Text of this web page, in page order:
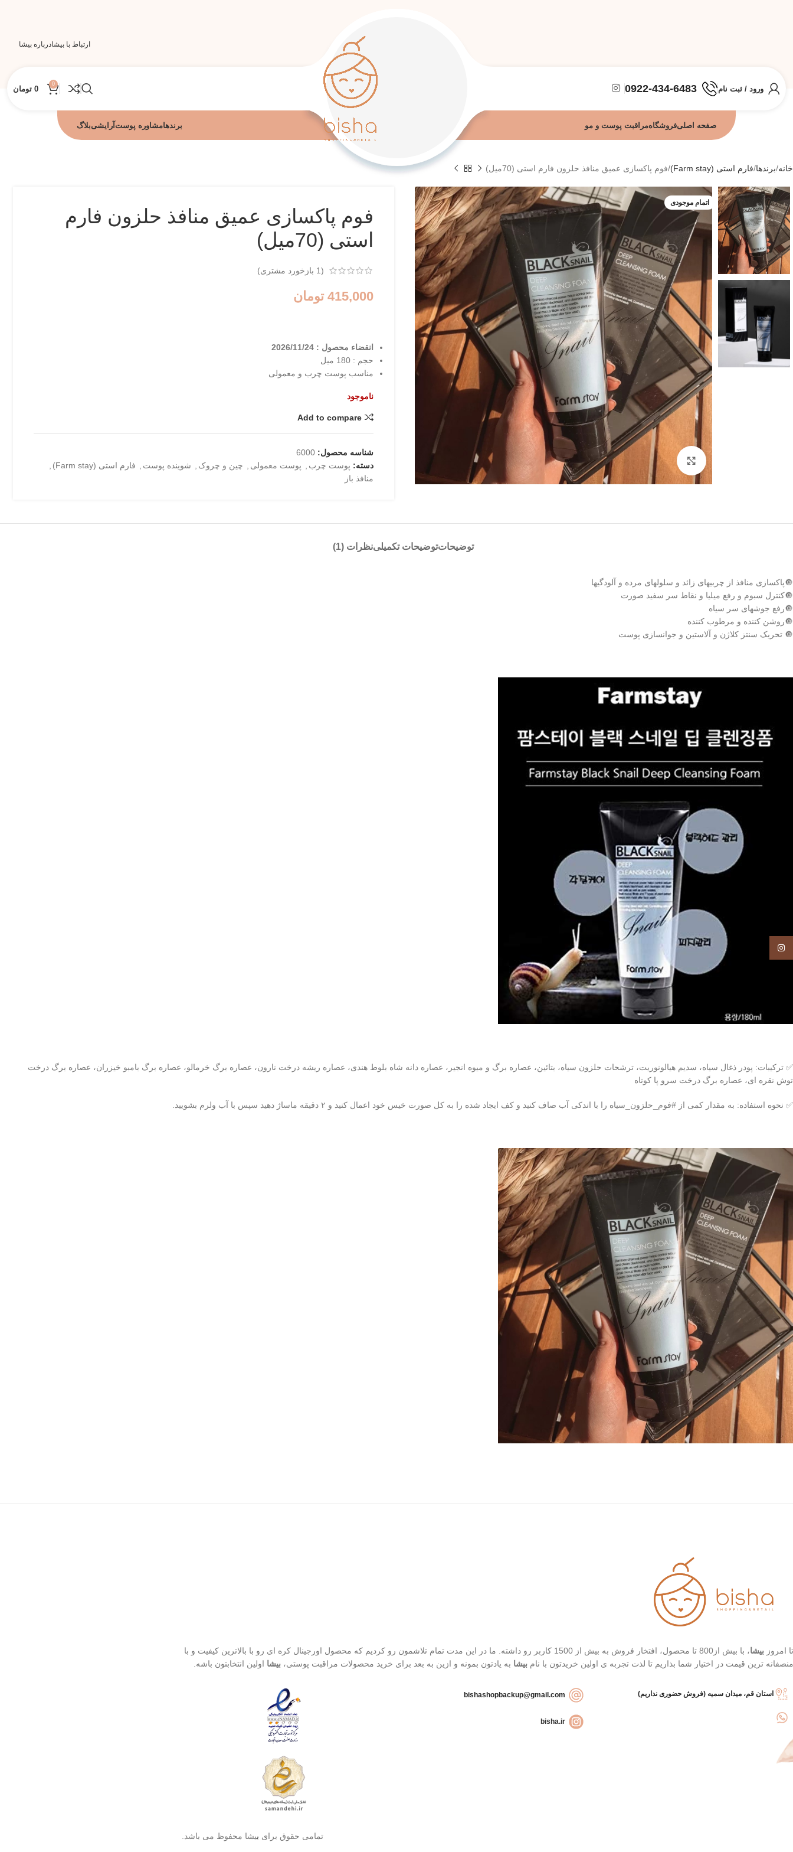
ارتباط با بیشادرباره بیشا
ورود / ثبت نام 0922-434-6483
0
0 تومان
صفحه اصلیفروشگاهمراقبت پوست و مو برندهامشاوره پوستآرایشیبلاگ
خانه برندها فارم استی (Farm stay) فوم پاکسازی عمیق منافذ حلزون فارم استی (70میل)
اتمام موجودی
بزرگنمایی تصویر
فوم پاکسازی عمیق منافذ حلزون فارم
استی (70میل)
(
1 بازخورد مشتری)
415,000 تومان
انقضاء محصول : 2026/11/24
حجم : 180 میل
مناسب پوست چرب و معمولی
ناموجود
Add to compare
شناسه محصول: 6000
دسته: پوست چرب , پوست معمولی , چین و چروک , شوینده پوست , فارم استی (Farm stay)
,
منافذ باز
توضیحاتتوضیحات تکمیلینظرات (1)
🔘پاکسازی منافذ از چربیهای زائد و سلولهای مرده و آلودگیها
🔘کنترل سبوم و رفع میلیا و نقاط سر سفید صورت
🔘رفع جوشهای سر سیاه
🔘روشن کننده و مرطوب کننده
🔘 تحریک سنتز کلاژن و آلاستین و جوانسازی پوست
✅ ترکیبات: پودر ذغال سیاه، سدیم هیالونوریت، ترشحات حلزون سیاه، بتائین، عصاره برگ و میوه انجیر، عصاره دانه شاه بلوط هندی، عصاره ریشه درخت نارون، عصاره برگ خرمالو، عصاره برگ بامبو خیزران، عصاره برگ درخت
توش نقره ای، عصاره برگ درخت سرو پا کوتاه
✅ نحوه استفاده: به مقدار کمی از #فوم_حلزون_سیاه را با اندکی آب صاف کنید و کف ایجاد شده را به کل صورت خیس خود اعمال کنید و ۲ دقیقه ماساژ دهید سپس با آب ولرم بشویید.
تا امروزبیشا
، با بیش از800 تا محصول، افتخار فروش به بیش از 1500 کاربر رو داشته. ما در این مدت تمام تلاشمون رو کردیم که محصول اورجینال کره ای رو با بالاترین کیفیت و با
منصفانه ترین قیمت در اختیار شما بذاریم تا لذت تجربه ی اولین خریدتون با نامبیشا به یادتون بمونه و ازین به بعد برای خرید محصولات مراقبت پوستی،بیشا اولین انتخابتون باشه.
استان قم، میدان سمیه (فروش حضوری نداریم) bishashopbackup@gmail.com
bisha.ir
تمامی حقوق برای بیشا محفوظ می باشد.